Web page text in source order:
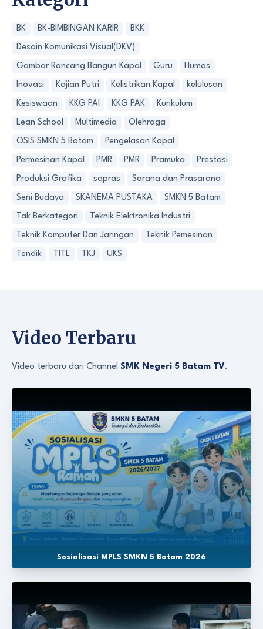
BK BK-BIMBINGAN KARIR BKK
Desain Komunikasi Visual(DKV)
Gambar Rancang Bangun Kapal Guru Humas
Inovasi Kajian Putri Kelistrikan Kapal kelulusan
Kesiswaan KKG PAI KKG PAK Kurikulum
Lean School Multimedia Olehraga
OSIS SMKN 5 Batam Pengelasan Kapal
Permesinan Kapal PMR PMR Pramuka Prestasi
Produksi Grafika sapras Sarana dan Prasarana
Seni Budaya SKANEMA PUSTAKA SMKN 5 Batam
Tak Berkategori Teknik Elektronika Industri
Teknik Komputer Dan Jaringan Teknik Pemesinan
Tendik TITL TKJ UKS
Video Terbaru
Video terbaru dari Channel SMK Negeri 5 Batam TV.
Sosialisasi MPLS SMKN 5 Batam 2026